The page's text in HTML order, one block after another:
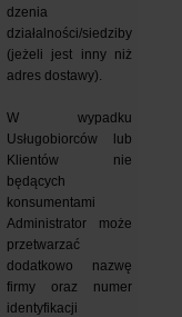
dzenia
działalności/siedziby
(jeżeli jest inny niż
adres dostawy).
W wypadku
Usługobiorców lub
Klientów nie
będących
konsumentami
Administrator może
przetwarzać
dodatkowo nazwę
firmy oraz numer
identyfikacji